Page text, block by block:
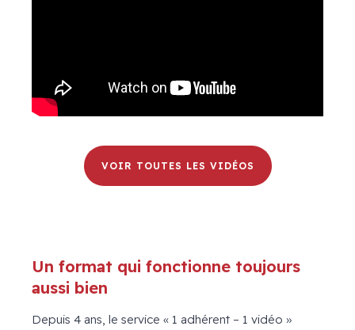
VOIR TOUTES LES VIDÉOS
Un format qui fonctionne toujours
aussi bien
Depuis 4 ans, le service « 1 adhérent – 1 vidéo »